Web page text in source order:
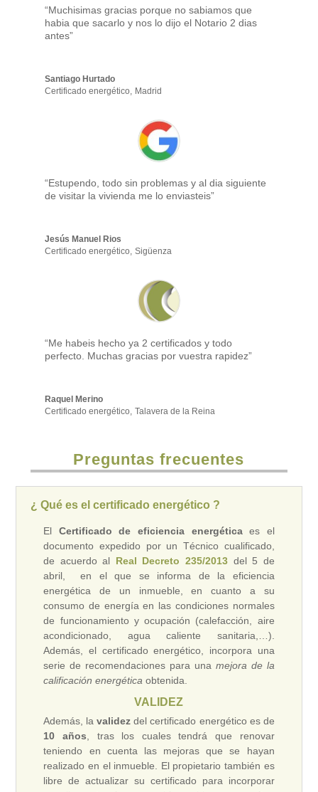
“Muchisimas gracias porque no sabiamos que
habia que sacarlo y nos lo dijo el Notario 2 dias
antes”
Santiago Hurtado
Certificado energético, Madrid
“Estupendo, todo sin problemas y al dia siguiente
de visitar la vivienda me lo enviasteis”
Jesús Manuel Rios
Certificado energético, Sigüenza
“Me habeis hecho ya 2 certificados y todo
perfecto. Muchas gracias por vuestra rapidez”
Raquel Merino
Certificado energético, Talavera de la Reina
Preguntas frecuentes
¿ Qué es el certificado energético ?
El Certificado de eficiencia energéticaes el
documento expedido por un Técnico cualificado,
de acuerdo al Real Decreto 235/2013 del 5 de
abril, en el que se informa de la eficiencia
energética de un inmueble, en cuanto a su
consumo de energía en las condiciones normales
de funcionamiento y ocupación (calefacción, aire
acondicionado, agua caliente sanitaria,…).
Además, el certificado energético, incorpora una
serie de recomendaciones para una mejora de la
calificación energética obtenida.
VALIDEZ
Además, lavalidez del certificado energético es de
10 años , tras los cuales tendrá que renovar
teniendo en cuenta las mejoras que se hayan
realizado en el inmueble. El propietario también es
libre de actualizar su certificado para incorporar